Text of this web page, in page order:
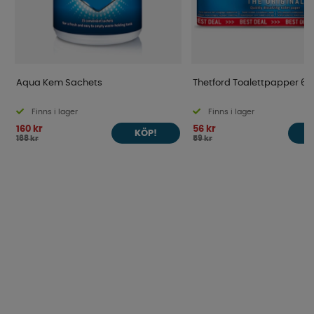
Aqua Kem Sachets
Finns i lager
160 kr
168 kr
KÖP!
Thetford Toalettpapper 6-
Finns i lager
56 kr
59 kr